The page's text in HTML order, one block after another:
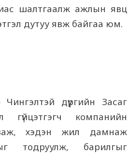
шалтгаалж ажлын явц
дутуу явж байгаа юм.
дүүргийн Засаг
гүйцэтгэгч компанийн
хэдэн жил дамнаж
тодруулж, барилгыг